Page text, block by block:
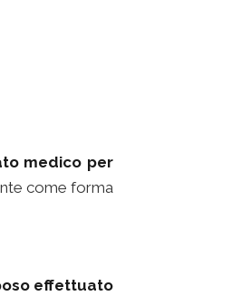
medico per
come forma
effettuato